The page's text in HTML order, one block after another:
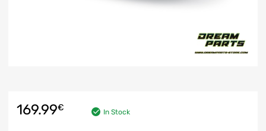
169.99€ In Stock